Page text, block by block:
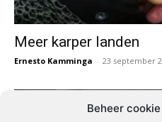
Beheer
Meer karper landen
Ernesto Kamminga - 23 september